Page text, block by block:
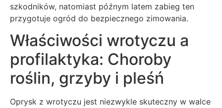
szkodników, natomiast późnym latem zabieg ten
przygotuje ogród do bezpiecznego zimowania.
Właściwości wrotyczu a
profilaktyka: Choroby
roślin, grzyby i pleśń
Oprysk z wrotyczu jest niezwykle skuteczny w walce